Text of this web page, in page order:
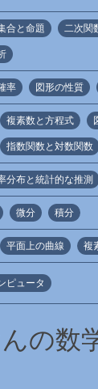
合と命題 二次関
率 図形の性質
複素数と方程式
指数関数と対数関数
分布と統計的な推測
微分 積分
平面上の曲線 複
ピュータ
の数